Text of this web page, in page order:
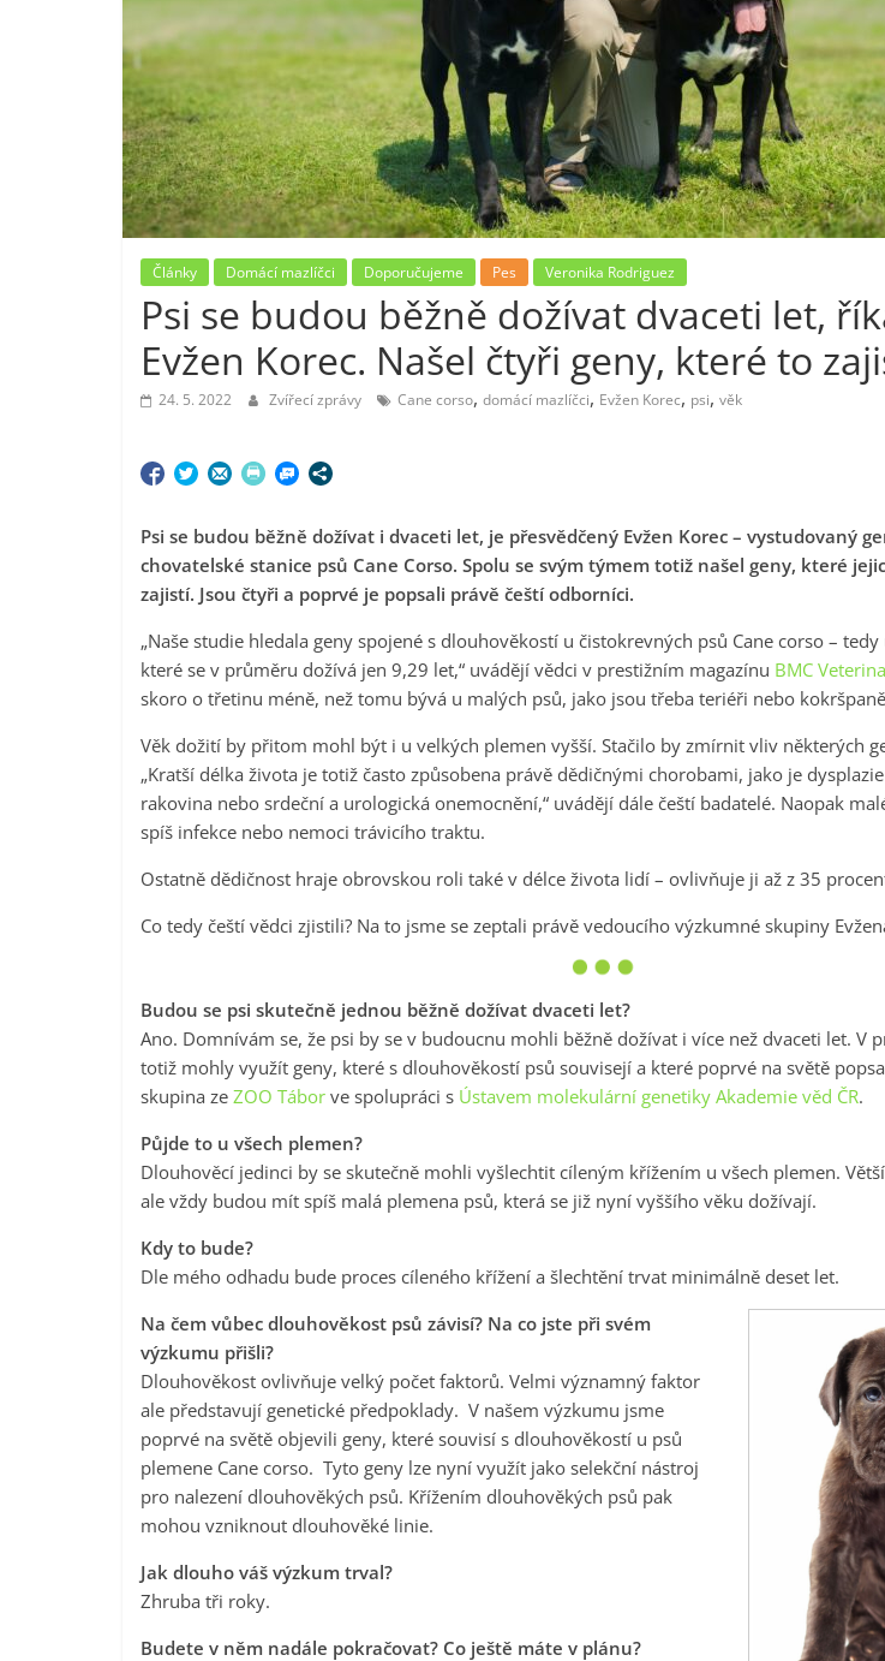
Články Domácí mazlíčci Doporučujeme Pes Veronika Rodriguez
Psi se budou běžně dožívat dvaceti let,
Evžen Korec. Našel čtyři geny, které to
24. 5. 2022 Zvířecí zprávy Cane corso, domácí mazlíčci, Evžen Korec, psi, věk
Psi se budou běžně dožívat i dvaceti let, je přesvědčený Evžen Korec – vystudovaný
chovatelské stanice psů Cane Corso. Spolu se svým týmem totiž našel geny, které
zajistí. Jsou čtyři a poprvé je popsali právě čeští odborníci.
„Naše studie hledala geny spojené s dlouhověkostí u čistokrevných psů Cane corso –
které se v průměru dožívá jen 9,29 let,“ uvádějí vědci v prestižním magazínu BMC
skoro o třetinu méně, než tomu bývá u malých psů, jako jsou třeba teriéři nebo
Věk dožití by přitom mohl být i u velkých plemen vyšší. Stačilo by zmírnit vliv některých
„Kratší délka života je totiž často způsobena právě dědičnými chorobami, jako je
rakovina nebo srdeční a urologická onemocnění,“ uvádějí dále čeští badatelé. Naopak
spíš infekce nebo nemoci trávicího traktu.
Ostatně dědičnost hraje obrovskou roli také v délce života lidí – ovlivňuje ji až z 35
Co tedy čeští vědci zjistili? Na to jsme se zeptali právě vedoucího výzkumné skupiny
Budou se psi skutečně jednou běžně dožívat dvaceti let?
Ano. Domnívám se, že psi by se v budoucnu mohli běžně dožívat i více než dvaceti let. V
totiž mohly využít geny, které s dlouhověkostí psů souvisejí a které poprvé na světě
skupina ze ZOO Tábor ve spolupráci s Ústavem molekulární genetiky Akademie věd ČR.
Půjde to u všech plemen?
Dlouhověcí jedinci by se skutečně mohli vyšlechtit cíleným křížením u všech plemen.
ale vždy budou mít spíš malá plemena psů, která se již nyní vyššího věku dožívají.
Kdy to bude?
Dle mého odhadu bude proces cíleného křížení a šlechtění trvat minimálně deset let.
Na čem vůbec dlouhověkost psů závisí? Na co jste při svém
výzkumu přišli?
Dlouhověkost ovlivňuje velký počet faktorů. Velmi významný faktor
ale představují genetické předpoklady. V našem výzkumu jsme
poprvé na světě objevili geny, které souvisí s dlouhověkostí u psů
plemene Cane corso. Tyto geny lze nyní využít jako selekční nástroj
pro nalezení dlouhověkých psů. Křížením dlouhověkých psů pak
mohou vzniknout dlouhověké linie.
Jak dlouho váš výzkum trval?
Zhruba tři roky.
Budete v něm nadále pokračovat? Co ještě máte v plánu?